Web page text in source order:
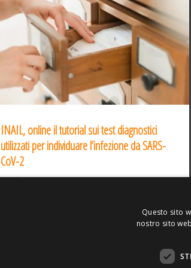
INAIL, online il tutorial sui test diagnostici
utilizzati per individuare l’infezione da SARS-
CoV-2
31 Dic 2020
Questo sito
nostro sito